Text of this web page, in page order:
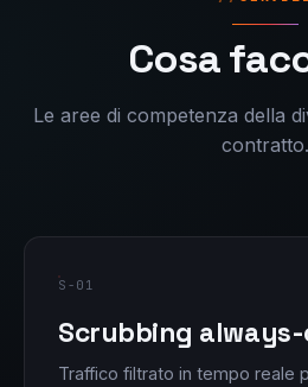
Cosa
Le aree di competenza della
contratto.
S-01
Scrubbing
Traffico filtrato in tempo reale